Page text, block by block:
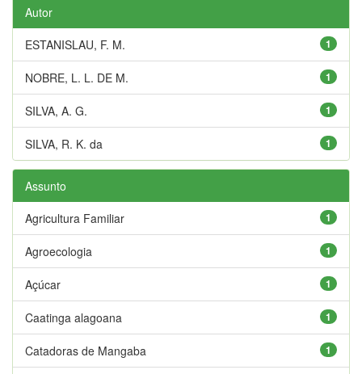
Autor
1
ESTANISLAU, F. M.
1
NOBRE, L. L. DE M.
1
SILVA, A. G.
1
SILVA, R. K. da
Assunto
1
Agricultura Familiar
1
Agroecologia
1
Açúcar
1
Caatinga alagoana
1
Catadoras de Mangaba